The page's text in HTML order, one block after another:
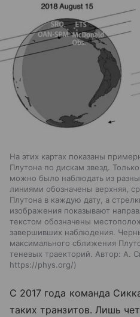
На этих картах показаны
Плутона по дискам звезд.
можно было наблюдать из
линиями обозначены верхняя,
Плутона в каждую дату, а
изображения показывают
текстом обозначены
завершивших наблюдения.
максимального сближения
теневых траекторий. Автор: А.
https://phys.org/
С 2017 года команда
таких транзитов. Лишь